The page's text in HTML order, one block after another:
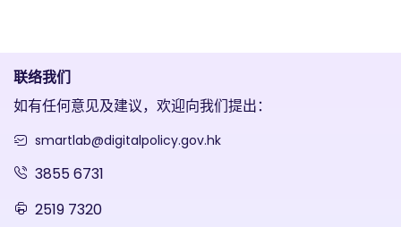
联络我们
如有任何意见及建议，欢迎向我们提出：
smartlab@digitalpolicy.gov.hk
3855 6731
2519 7320